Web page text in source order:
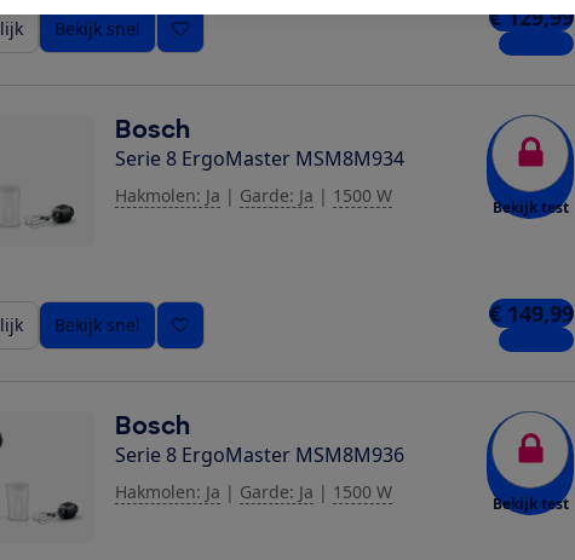
Bekijk snel € 129,99
2 winkels
Bosch
Serie 8 ErgoMaster MSM8M934
Hakmolen: Ja | Garde: Ja | 1500 W
Bekijk test
Bekijk snel € 149,99
2 winkels
Bosch
Serie 8 ErgoMaster MSM8M936
Hakmolen: Ja | Garde: Ja | 1500 W
Bekijk test